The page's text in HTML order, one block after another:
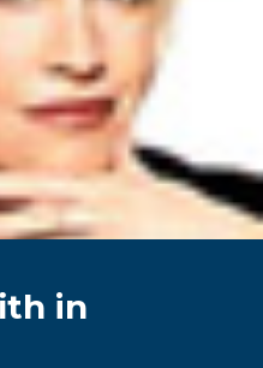
in